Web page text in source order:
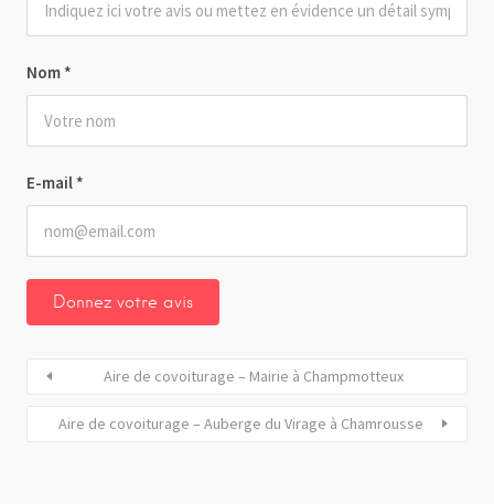
Nom *
E-mail *
Aire de covoiturage – Mairie à Champmotteux
Aire de covoiturage – Auberge du Virage à Chamrousse